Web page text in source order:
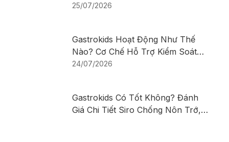
Chi Tiết Sản Phẩm
25/07/2026
Gastrokids Hoạt Động Như Thế
Nào? Cơ Chế Hỗ Trợ Kiểm Soát
Nôn Trớ, Trào Ngược Ở Trẻ Sơ
24/07/2026
Gastrokids Có Tốt Không? Đánh
Giá Chi Tiết Siro Chống Nôn Trớ,